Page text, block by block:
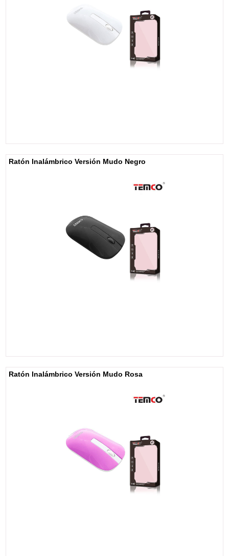
Ratón Inalámbrico Versión Mudo Negro
Ratón Inalámbrico Versión Mudo Rosa